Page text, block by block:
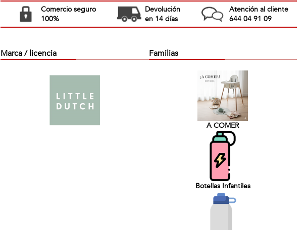
Comercio seguro
100%
Devolución
en 14 días
Atención al cliente
644 04 91 09
Marca / licencia Familias
A COMER
Botellas Infantiles